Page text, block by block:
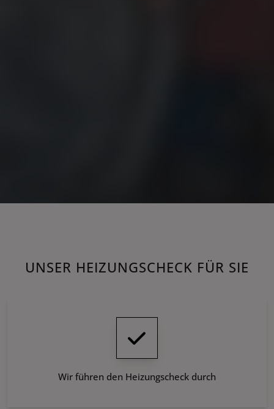
UNSER HEIZUNGSCHECK FÜR SIE
Wir führen den Heizungscheck durch